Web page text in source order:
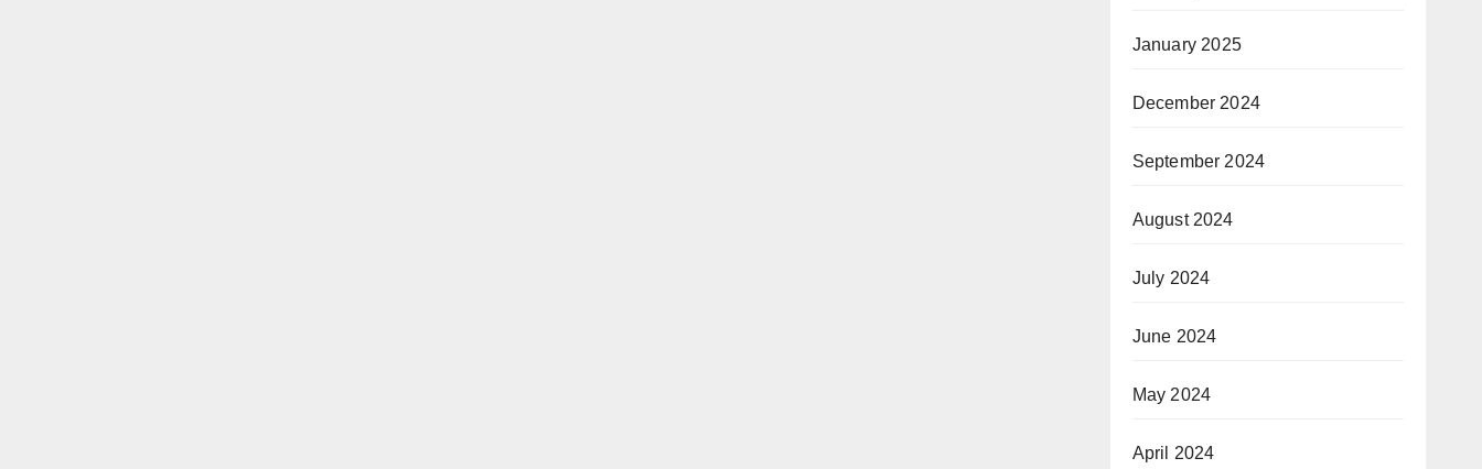
January 2025
December 2024
September 2024
August 2024
July 2024
June 2024
May 2024
April 2024